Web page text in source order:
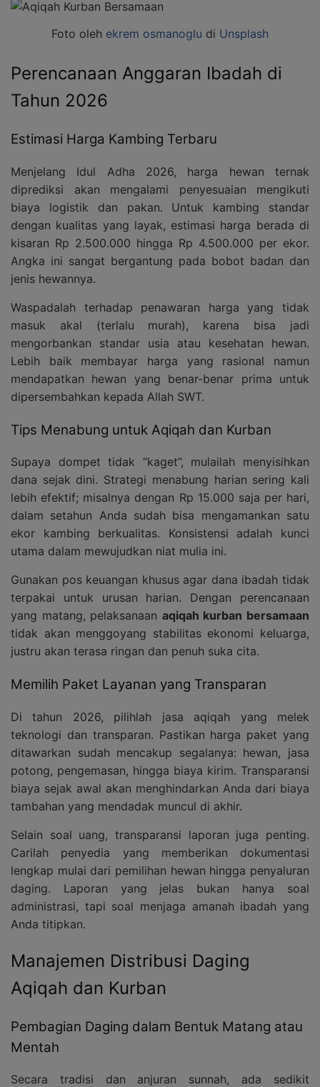
Foto oleh ekrem osmanoglu di Unsplash
Perencanaan Anggaran Ibadah di
Tahun 2026
Estimasi Harga Kambing Terbaru
Menjelang Idul Adha 2026, harga hewan ternak
diprediksi akan mengalami penyesuaian mengikuti
biaya logistik dan pakan. Untuk kambing standar
dengan kualitas yang layak, estimasi harga berada di
kisaran Rp 2.500.000 hingga Rp 4.500.000 per ekor.
Angka ini sangat bergantung pada bobot badan dan
jenis hewannya.
Waspadalah terhadap penawaran harga yang tidak
masuk akal (terlalu murah), karena bisa jadi
mengorbankan standar usia atau kesehatan hewan.
Lebih baik membayar harga yang rasional namun
mendapatkan hewan yang benar-benar prima untuk
dipersembahkan kepada Allah SWT.
Tips Menabung untuk Aqiqah dan Kurban
Supaya dompet tidak “kaget”, mulailah menyisihkan
dana sejak dini. Strategi menabung harian sering kali
lebih efektif; misalnya dengan Rp 15.000 saja per hari,
dalam setahun Anda sudah bisa mengamankan satu
ekor kambing berkualitas. Konsistensi adalah kunci
utama dalam mewujudkan niat mulia ini.
Gunakan pos keuangan khusus agar dana ibadah tidak
terpakai untuk urusan harian. Dengan perencanaan
yang matang, pelaksanaan aqiqah kurban bersamaan
tidak akan menggoyang stabilitas ekonomi keluarga,
justru akan terasa ringan dan penuh suka cita.
Memilih Paket Layanan yang Transparan
Di tahun 2026, pilihlah jasa aqiqah yang melek
teknologi dan transparan. Pastikan harga paket yang
ditawarkan sudah mencakup segalanya: hewan, jasa
potong, pengemasan, hingga biaya kirim. Transparansi
biaya sejak awal akan menghindarkan Anda dari biaya
tambahan yang mendadak muncul di akhir.
Selain soal uang, transparansi laporan juga penting.
Carilah penyedia yang memberikan dokumentasi
lengkap mulai dari pemilihan hewan hingga penyaluran
daging. Laporan yang jelas bukan hanya soal
administrasi, tapi soal menjaga amanah ibadah yang
Anda titipkan.
Manajemen Distribusi Daging
Aqiqah dan Kurban
Pembagian Daging dalam Bentuk Matang atau
Mentah
Secara tradisi dan anjuran sunnah, ada sedikit